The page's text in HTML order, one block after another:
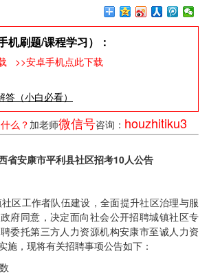
机刷题/课程学习）：
>>安卓手机点此下载
（小白必看）
么？加老师微信号咨询： houzhitiku3
省安康市平利县社区招考10人公告
区工作者队伍建设，全面提升社区治理与服
府同意，决定面向社会公开招聘城镇社区专
委托第三方人力资源机构安康市至诚人力资
施，现将有关招聘事项公告如下：